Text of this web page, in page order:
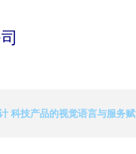
科技产品的视觉语言与服务